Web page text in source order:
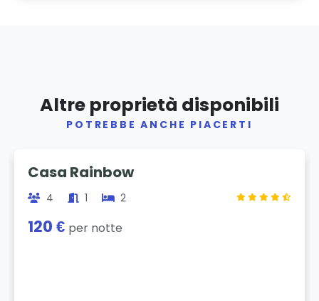
Altre proprietà disponibili
POTREBBE ANCHE PIACERTI
Casa Rainbow
4 1 2
120 € per notte